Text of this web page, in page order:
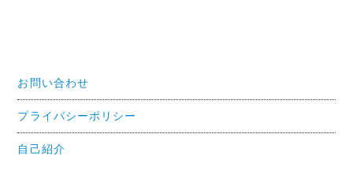
シ
ョ
ン
お問い合わせ
プライバシーポリシー
自己紹介